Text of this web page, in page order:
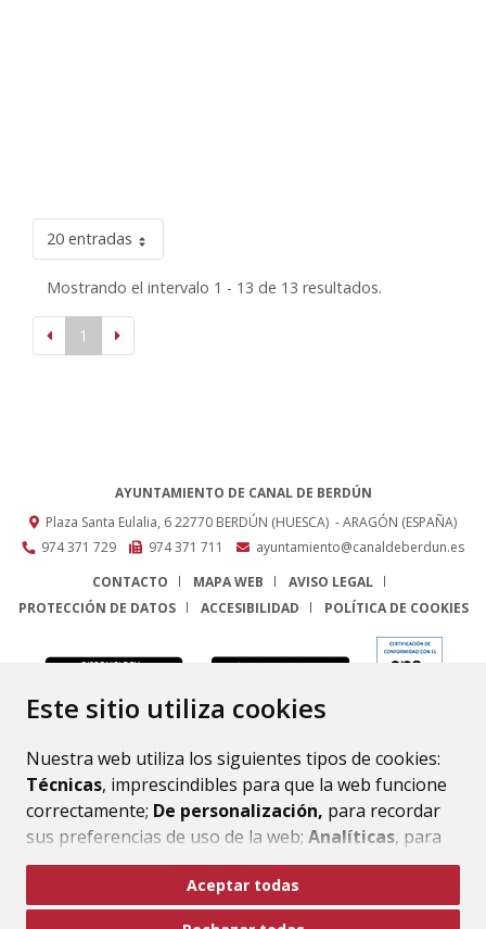
Este sitio utiliza cookies
Nuestra web utiliza los siguientes tipos de cookies:
Técnicas, imprescindibles para que la web funcione
correctamente; De personalización, para recordar
sus preferencias de uso de la web; Analíticas, para
mejorar el funcionamiento de la web y sus servicios.
Si acepta pulsando el botón“Aceptar todas”
Aceptar todas
20 entradas
Mostrando el intervalo 1 - 13 de 13 resultados.
1
AYUNTAMIENTO DE CANAL DE BERDÚN
Plaza Santa Eulalia, 622770 BERDÚN (HUESCA) - ARAGÓN (ESPAÑA)
974 371 729
974 371 711
ayuntamiento@canaldeberdun.es
CONTACTO
MAPA WEB
AVISO LEGAL
PROTECCIÓN DE DATOS
ACCESIBILIDAD POLÍTICA DE COOKIES